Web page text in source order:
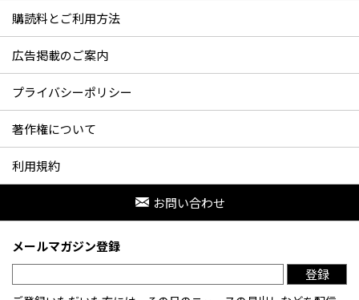
購読料とご利用方法
広告掲載のご案内
プライバシーポリシー
著作権について
利用規約
お問い合わせ
メールマガジン登録
登録